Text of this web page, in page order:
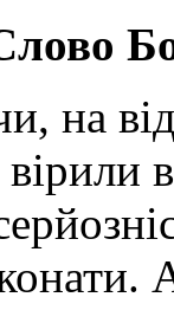
на